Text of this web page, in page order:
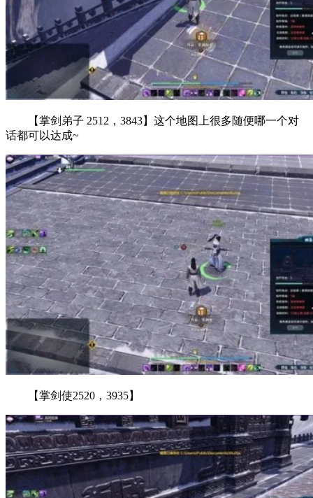
【掌剑弟子 2512，3843】这个地图上很多随便哪一个对
话都可以达成~
【掌剑使2520，3935】